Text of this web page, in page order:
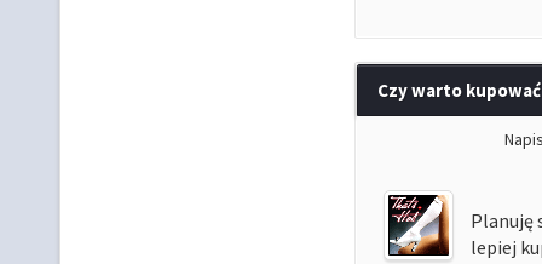
Czy warto
Planuję
lepiej